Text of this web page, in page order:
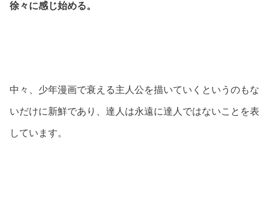
徐々に感じ始める。
中々、少年漫画で衰える主人公を描いていくというのもな
いだけに新鮮であり、達人は永遠に達人ではないことを表
しています。